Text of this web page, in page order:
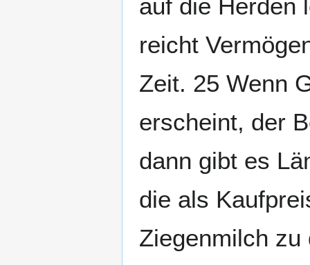
auf die Herden
reicht
Zeit. 25 Wenn
erscheint, der
dann gibt es
die als
Ziegenmilch